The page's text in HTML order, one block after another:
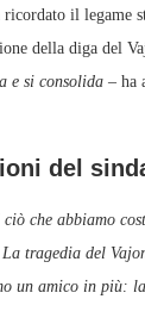
il legame
della diga del
e si consolida – ha
del
che abbiamo
tragedia del
un amico in più: